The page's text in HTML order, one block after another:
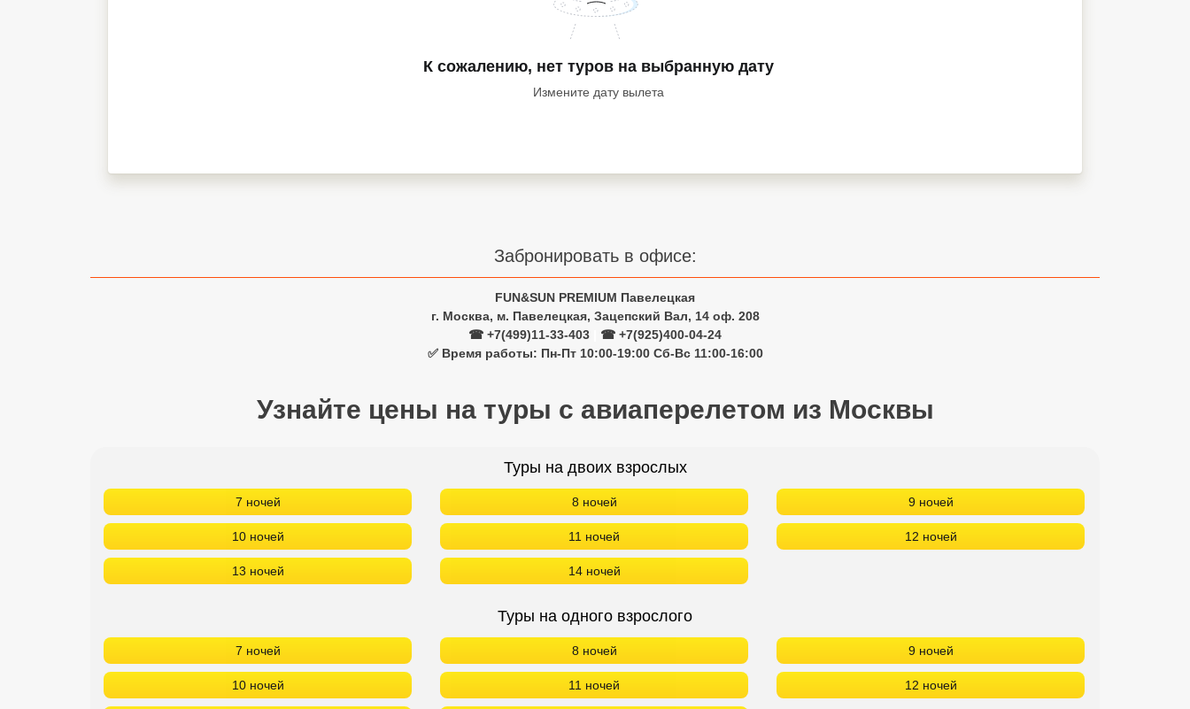
К сожалению, нет туров на выбранную дату
Измените дату вылета
Забронировать в офисе:
FUN&SUN PREMIUM Павелецкая
г. Москва, м. Павелецкая, Зацепский Вал, 14 оф. 208
☎ +7(499)11-33-403
☎ +7(925)400-04-24
✅ Время работы: Пн-Пт 10:00-19:00 Сб-Вс 11:00-16:00
Узнайте цены на туры с авиаперелетом из Москвы
Туры на двоих взрослых
7 ночей 8 ночей 9 ночей
10 ночей 11 ночей 12 ночей
13 ночей 14 ночей
Туры на одного взрослого
7 ночей 8 ночей 9 ночей
10 ночей 11 ночей 12 ночей
Сетевые отели Мальдив
Сетевые отели Сейшел
Сетевые отели Маврикия